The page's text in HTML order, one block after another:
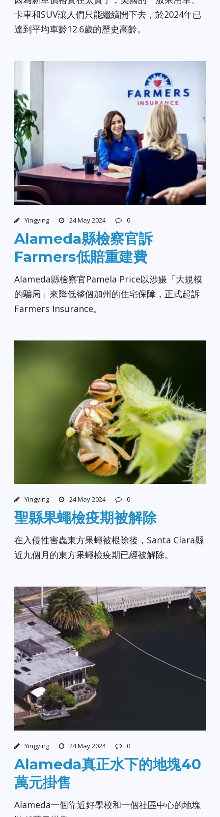
卡車和SUV讓人們只能繼續開下去，於2024年已
達到平均車齡12.6歲的歷史高齡。
Yingying 24 May 2024 0
Alameda縣檢察官訴
Farmers低賠重建費
Alameda縣檢察官Pamela Price以涉嫌「大規模
的騙局」來降低整個加州的住宅保障，正式起訴
Farmers Insurance。
Yingying 24 May 2024 0
聖縣果蠅檢疫期被解除
在入侵性害蟲東方果蠅被根除後，Santa Clara縣
近九個月的東方果蠅檢疫期已經被解除。
Yingying 24 May 2024 0
Alameda真正水下的地塊40
萬元掛售
Alameda一個靠近好學校和一個社區中心的地塊